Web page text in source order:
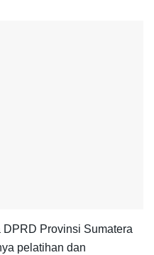
DPRD Provinsi Sumatera
pelatihan dan